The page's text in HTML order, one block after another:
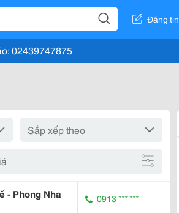
Đăng tin
02439747875
- Phong Nha
0913 *** ***